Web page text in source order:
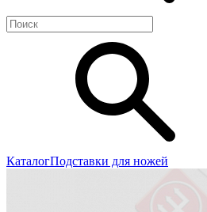
КаталогПодставки для ножей